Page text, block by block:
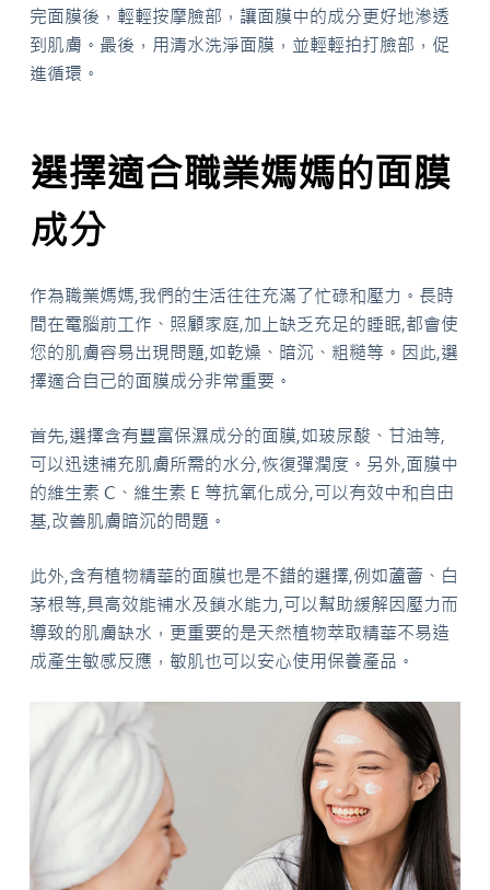
完面膜後，輕輕按摩臉部，讓面膜中的成分更好地滲透
到肌膚。最後，用清水洗淨面膜，並輕輕拍打臉部，促
進循環。
選擇適合職業媽媽的面膜
成分
作為職業媽媽,我們的生活往往充滿了忙碌和壓力。長時
間在電腦前工作、照顧家庭,加上缺乏充足的睡眠,都會使
您的肌膚容易出現問題,如乾燥、暗沉、粗糙等。因此,選
擇適合自己的面膜成分非常重要。
首先,選擇含有豐富保濕成分的面膜,如玻尿酸、甘油等,
可以迅速補充肌膚所需的水分,恢復彈潤度。另外,面膜中
的維生素 C、維生素 E 等抗氧化成分,可以有效中和自由
基,改善肌膚暗沉的問題。
此外,含有植物精華的面膜也是不錯的選擇,例如蘆薈、白
茅根等,具高效能補水及鎖水能力,可以幫助緩解因壓力而
導致的肌膚缺水，更重要的是天然植物萃取精華不易造
成產生敏感反應，敏肌也可以安心使用保養產品。